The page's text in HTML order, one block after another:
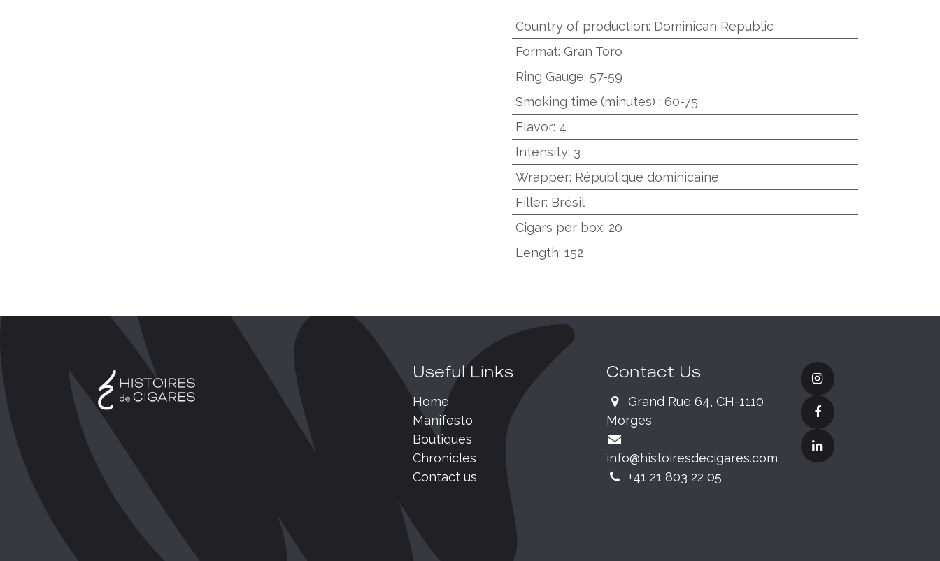
Country of production: Dominican Republic
Format: Gran Toro
Ring Gauge: 57-59
Smoking time (minutes) : 60-75
Flavor: 4
Intensity: 3
Wrapper: République dominicaine
Filler: Brésil
Cigars per box: 20
Length: 152
Useful Links
Home
Manifesto
Boutiques
Chronicles
Contact us
Contact Us
Grand Rue 64, CH-1110
Morges
info@histoiresdecigares.com
+41 21 803 22 05